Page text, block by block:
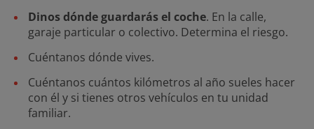
Dinos dónde guardarás el coche. En la calle,
garaje particular o colectivo. Determina el riesgo.
Cuéntanos dónde vives.
Cuéntanos cuántos kilómetros al año sueles hacer
con él y si tienes otros vehículos en tu unidad
familiar.